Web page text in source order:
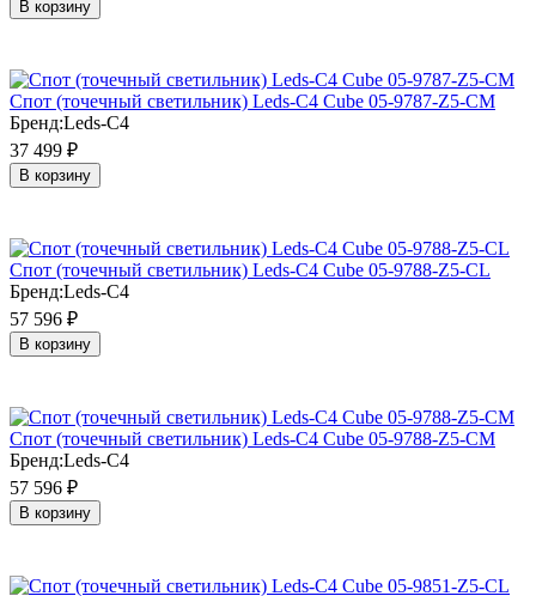
В корзину
Cпот (точечный светильник) Leds-C4 Cube 05-9787-Z5-CM
Бренд:Leds-C4
37 499 ₽
В корзину
Cпот (точечный светильник) Leds-C4 Cube 05-9788-Z5-CL
Бренд:Leds-C4
57 596 ₽
В корзину
Cпот (точечный светильник) Leds-C4 Cube 05-9788-Z5-CM
Бренд:Leds-C4
57 596 ₽
В корзину